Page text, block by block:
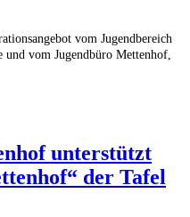
vom Jugendbereich
vom Jugendbüro Mettenhof,
unterstützt
der Tafel